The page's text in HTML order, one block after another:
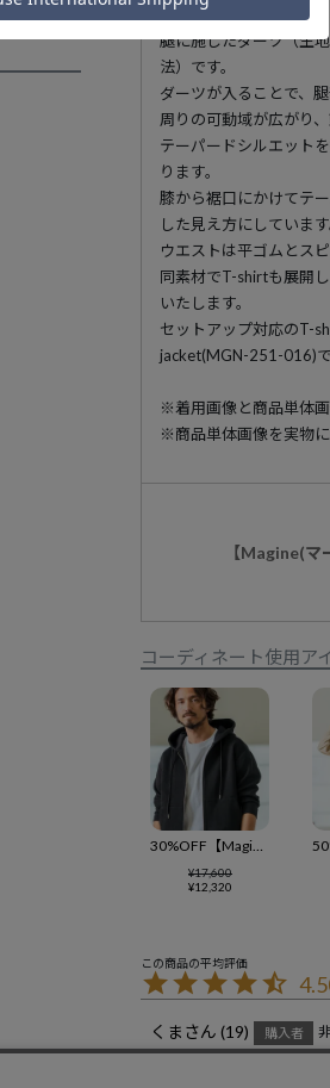
それ故に、肌触りが良
腿に施したダーツ（生
法）です。
ダーツが入ることで、
周りの可動域が広がり
テーパードシルエット
ります。
膝から裾口にかけてテ
した見え方にしています
ウエストは平ゴムとス
同素材でT-shirtも展開
いたします。
セットアップ対応のT-
jacket(MGN-251-016)で
※着用画像と商品単体画
※商品単体画像を実物に
【Magine(
コーディネート使用ア
30%OFF【Magine(マージン)】Fraise Stitch 3-4 Sleeve Zip Up Hoodie ジップアップフードパーカ(MGN-251-031)
¥17,600
¥12,320
くま 19 購入者